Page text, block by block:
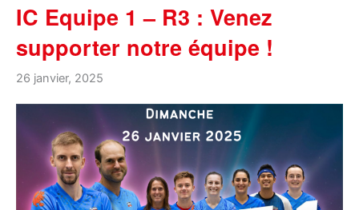
IC Equipe 1 – R3 : Venez
supporter notre équipe !
26 janvier, 2025